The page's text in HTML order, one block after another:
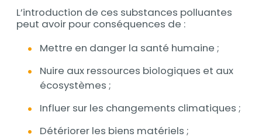
L’introduction de ces substances polluantes
peut avoir pour conséquences de :
Mettre en danger la santé humaine ;
Nuire aux ressources biologiques et aux
écosystèmes ;
Influer sur les changements climatiques ;
Détériorer les biens matériels ;